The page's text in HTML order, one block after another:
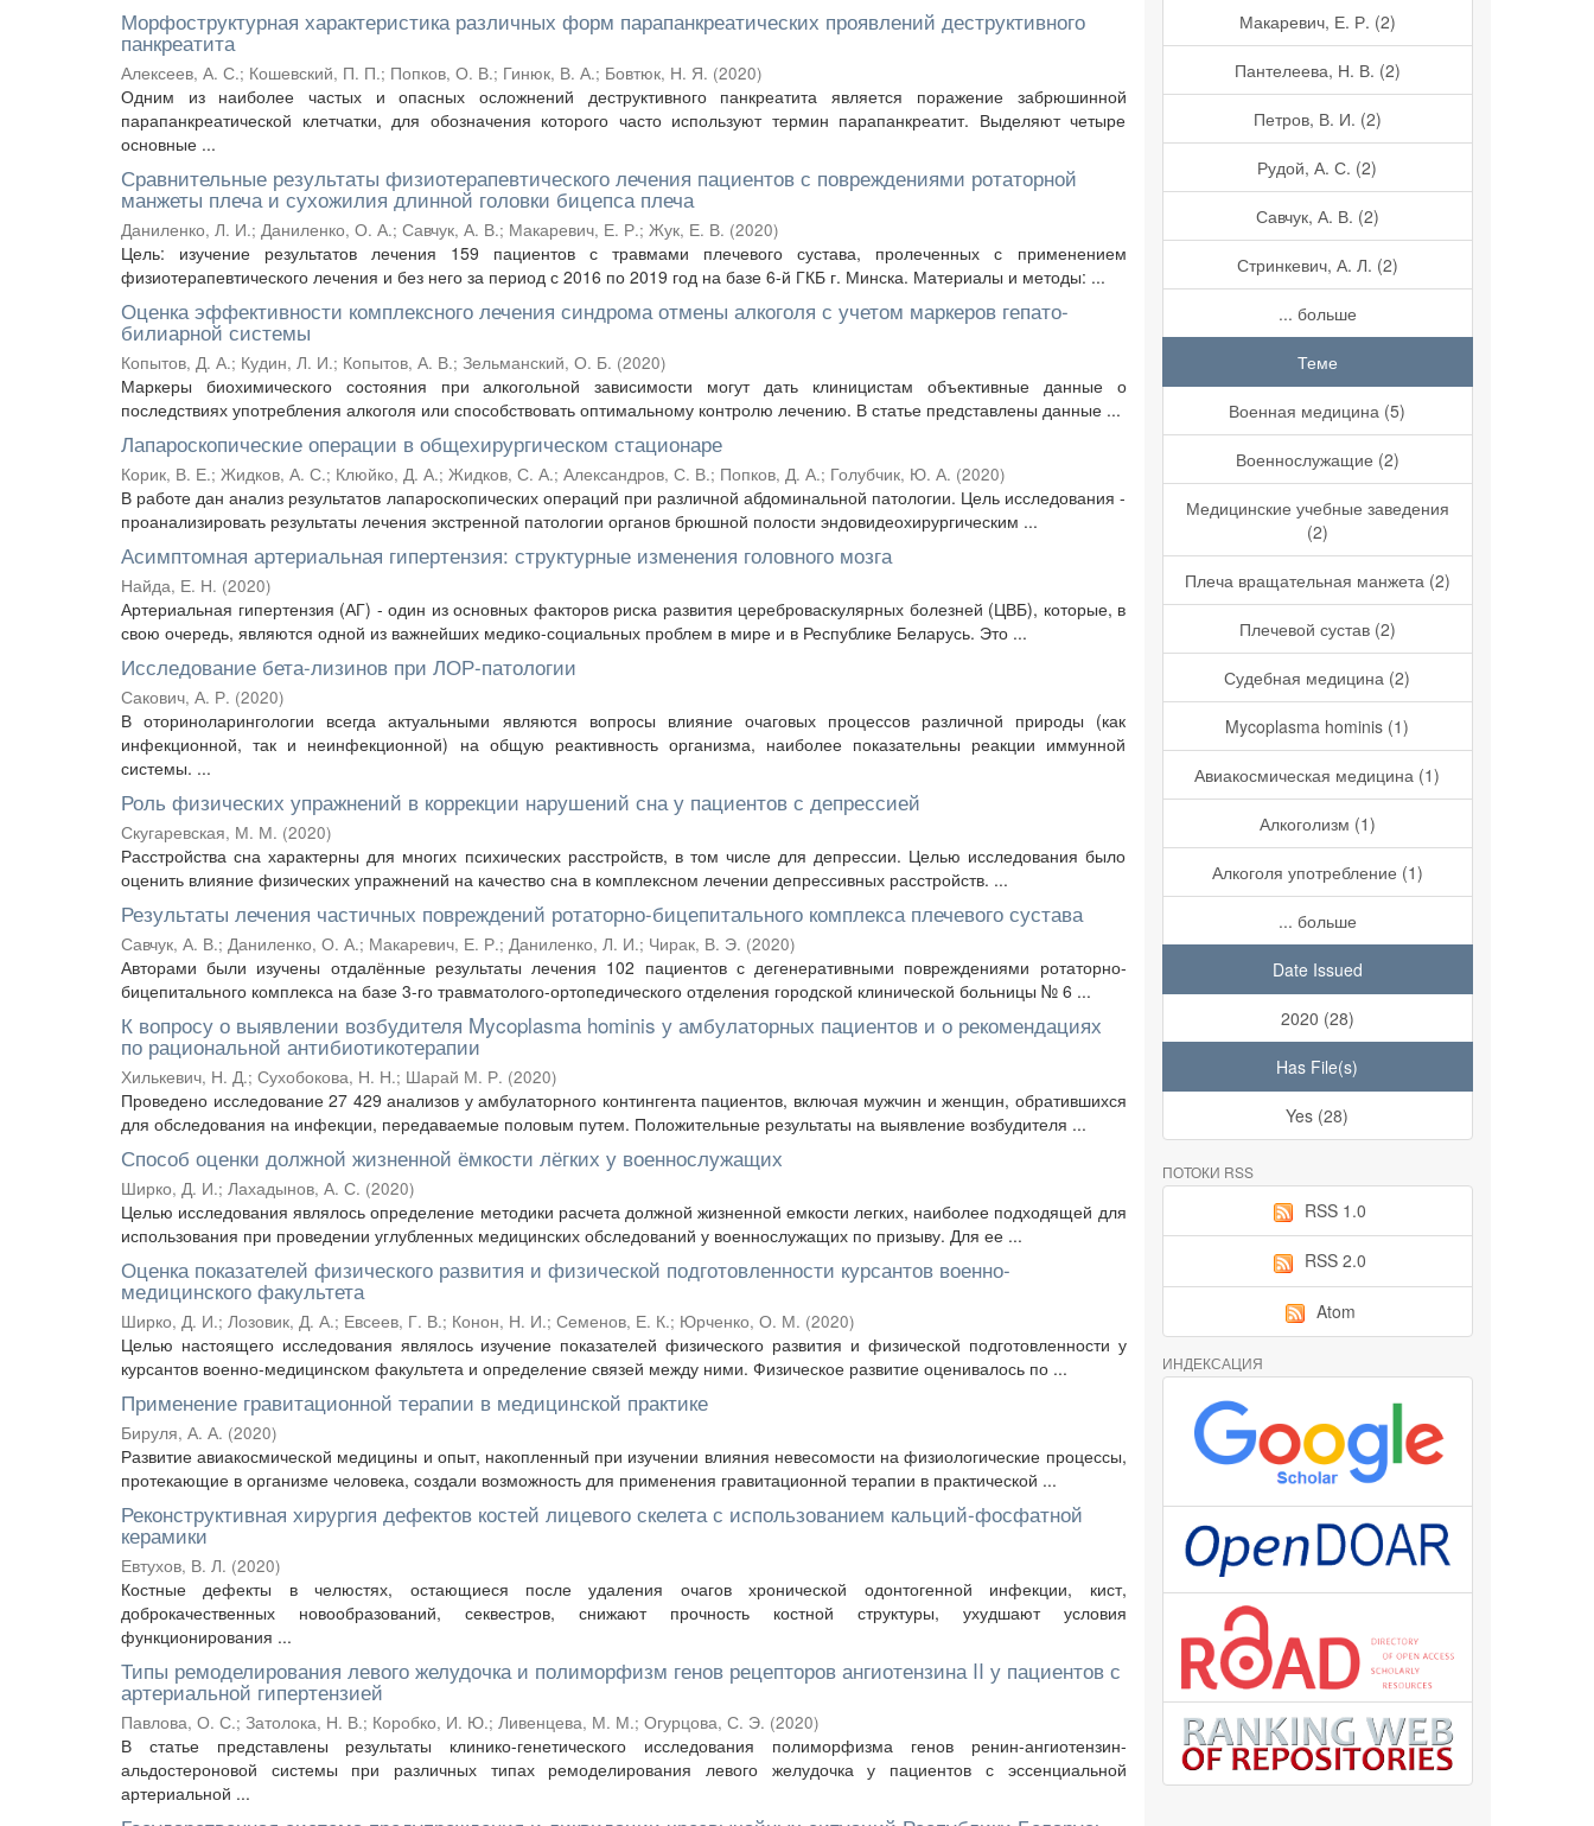
Морфоструктурная характеристика различных форм парапанкреатических проявлений деструктивного
панкреатита
Алексеев, А. С.; Кошевский, П. П.; Попков, О. В.; Гинюк, В. А.; Бовтюк, Н. Я. (2020)
Одним из наиболее частых и опасных осложнений деструктивного панкреатита является поражение забрюшинной
парапанкреатической клетчатки, для обозначения которого часто используют термин парапанкреатит. Выделяют четыре
основные ...
Сравнительные результаты физиотерапевтического лечения пациентов с повреждениями ротаторной
манжеты плеча и сухожилия длинной головки бицепса плеча
Даниленко, Л. И.; Даниленко, О. А.; Савчук, А. В.; Макаревич, Е. Р.; Жук, Е. В. (2020)
Цель: изучение результатов лечения 159 пациентов с травмами плечевого сустава, пролеченных с применением
физиотерапевтического лечения и без него за период с 2016 по 2019 год на базе 6-й ГКБ г. Минска. Материалы и методы: ...
Оценка эффективности комплексного лечения синдрома отмены алкоголя с учетом маркеров гепато-
билиарной системы
Копытов, Д. А.; Кудин, Л. И.; Копытов, А. В.; Зельманский, О. Б. (2020)
Маркеры биохимического состояния при алкогольной зависимости могут дать клиницистам объективные данные о
последствиях употребления алкоголя или способствовать оптимальному контролю лечению. В статье представлены данные ...
Лапароскопические операции в общехирургическом стационаре
Корик, В. Е.; Жидков, А. С.; Клюйко, Д. А.; Жидков, С. А.; Александров, С. В.; Попков, Д. А.; Голубчик, Ю. А. (2020)
В работе дан анализ результатов лапароскопических операций при различной абдоминальной патологии. Цель исследования -
проанализировать результаты лечения экстренной патологии органов брюшной полости эндовидеохирургическим ...
Асимптомная артериальная гипертензия: структурные изменения головного мозга
Найда, Е. Н. (2020)
Артериальная гипертензия (АГ) - один из основных факторов риска развития цереброваскулярных болезней (ЦВБ), которые, в
свою очередь, являются одной из важнейших медико-социальных проблем в мире и в Республике Беларусь. Это ...
Исследование бета-лизинов при ЛОР-патологии
Сакович, А. Р. (2020)
В оториноларингологии всегда актуальными являются вопросы влияние очаговых процессов различной природы (как
инфекционной, так и неинфекционной) на общую реактивность организма, наиболее показательны реакции иммунной
системы. ...
Роль физических упражнений в коррекции нарушений сна у пациентов с депрессией
Скугаревская, М. М. (2020)
Расстройства сна характерны для многих психических расстройств, в том числе для депрессии. Целью исследования было
оценить влияние физических упражнений на качество сна в комплексном лечении депрессивных расстройств. ...
Результаты лечения частичных повреждений ротаторно-бицепитального комплекса плечевого сустава
Савчук, А. В.; Даниленко, О. А.; Макаревич, Е. Р.; Даниленко, Л. И.; Чирак, В. Э. (2020)
Авторами были изучены отдалённые результаты лечения 102 пациентов с дегенеративными повреждениями ротаторно-
бицепитального комплекса на базе 3-го травматолого-ортопедического отделения городской клинической больницы № 6 ...
К вопросу о выявлении возбудителя Mycoplasma hominis у амбулаторных пациентов и о рекомендациях
по рациональной антибиотикотерапии
Хилькевич, Н. Д.; Сухобокова, Н. Н.; Шарай М. Р. (2020)
Проведено исследование 27 429 анализов у амбулаторного контингента пациентов, включая мужчин и женщин, обратившихся
для обследования на инфекции, передаваемые половым путем. Положительные результаты на выявление возбудителя ...
Способ оценки должной жизненной ёмкости лёгких у военнослужащих
Ширко, Д. И.; Лахадынов, А. С. (2020)
Целью исследования являлось определение методики расчета должной жизненной емкости легких, наиболее подходящей для
использования при проведении углубленных медицинских обследований у военнослужащих по призыву. Для ее ...
Оценка показателей физического развития и физической подготовленности курсантов военно-
медицинского факультета
Ширко, Д. И.; Лозовик, Д. А.; Евсеев, Г. В.; Конон, Н. И.; Семенов, Е. К.; Юрченко, О. М. (2020)
Целью настоящего исследования являлось изучение показателей физического развития и физической подготовленности у
курсантов военно-медицинском факультета и определение связей между ними. Физическое развитие оценивалось по ...
Применение гравитационной терапии в медицинской практике
Бируля, А. А. (2020)
Развитие авиакосмической медицины и опыт, накопленный при изучении влияния невесомости на физиологические процессы,
протекающие в организме человека, создали возможность для применения гравитационной терапии в практической ...
Реконструктивная хирургия дефектов костей лицевого скелета с использованием кальций-фосфатной
керамики
Евтухов, В. Л. (2020)
Костные дефекты в челюстях, остающиеся после удаления очагов хронической одонтогенной инфекции, кист,
доброкачественных новообразований, секвестров, снижают прочность костной структуры, ухудшают условия
функционирования ...
Типы ремоделирования левого желудочка и полиморфизм генов рецепторов ангиотензина II у пациентов с
артериальной гипертензией
Павлова, О. С.; Затолока, Н. В.; Коробко, И. Ю.; Ливенцева, М. М.; Огурцова, С. Э. (2020)
В статье представлены результаты клинико-генетического исследования полиморфизма генов ренин-ангиотензин-
альдостероновой системы при различных типах ремоделирования левого желудочка у пациентов с эссенциальной
артериальной ...
Макаревич, Е. Р. (2)
Пантелеева, Н. В. (2)
Петров, В. И. (2)
Рудой, А. С. (2)
Савчук, А. В. (2)
Стринкевич, А. Л. (2)
... больше
Теме
Военная медицина (5)
Военнослужащие (2)
Медицинские учебные заведения
(2)
Плеча вращательная манжета (2)
Плечевой сустав (2)
Судебная медицина (2)
Mycoplasma hominis (1)
Авиакосмическая медицина (1)
Алкоголизм (1)
Алкоголя употребление (1)
... больше
Date Issued
2020 (28)
Has File(s)
Yes (28)
ПОТОКИ RSS
RSS 1.0
RSS 2.0
Atom
ИНДЕКСАЦИЯ